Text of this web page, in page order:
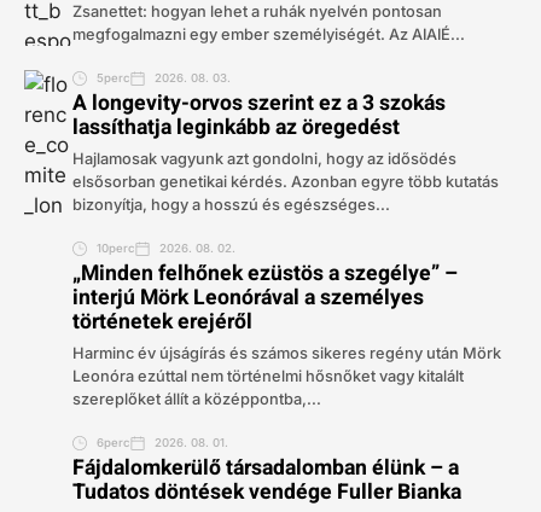
Zsanettet: hogyan lehet a ruhák nyelvén pontosan
megfogalmazni egy ember személyiségét. Az AIAIÉ...
5perc 2026. 08. 03.
A longevity-orvos szerint ez a 3 szokás
lassíthatja leginkább az öregedést
Hajlamosak vagyunk azt gondolni, hogy az idősödés
elsősorban genetikai kérdés. Azonban egyre több kutatás
bizonyítja, hogy a hosszú és egészséges...
10perc 2026. 08. 02.
„Minden felhőnek ezüstös a szegélye” –
interjú Mörk Leonórával a személyes
történetek erejéről
Harminc év újságírás és számos sikeres regény után Mörk
Leonóra ezúttal nem történelmi hősnőket vagy kitalált
szereplőket állít a középpontba,...
6perc 2026. 08. 01.
Fájdalomkerülő társadalomban élünk – a
Tudatos döntések vendége Fuller Bianka